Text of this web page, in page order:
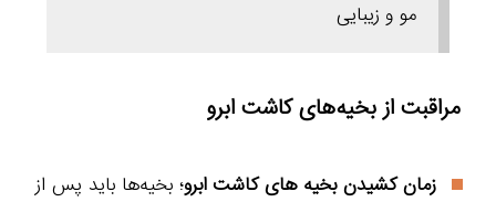
مو و زیبایی
مراقبت از بخیه‌های کاشت ابرو
زمان کشیدن بخیه های کاشت ابرو؛ بخیه‌ها باید پس از